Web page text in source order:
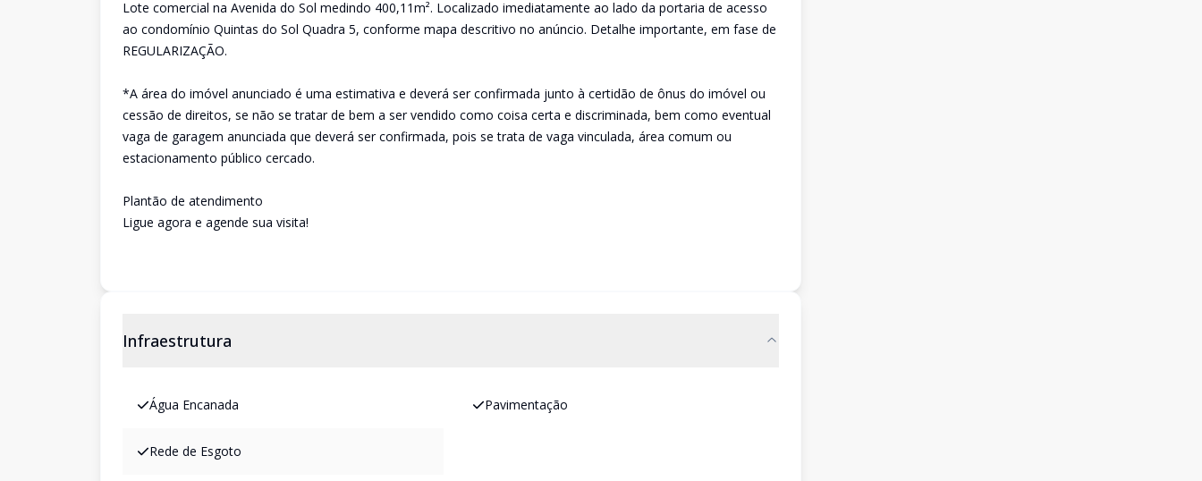
Lote comercial na Avenida do Sol medindo 400,11m². Localizado imediatamente ao lado da portaria de acesso
ao condomínio Quintas do Sol Quadra 5, conforme mapa descritivo no anúncio. Detalhe importante, em fase de
REGULARIZAÇÃO.
*A área do imóvel anunciado é uma estimativa e deverá ser confirmada junto à certidão de ônus do imóvel ou
cessão de direitos, se não se tratar de bem a ser vendido como coisa certa e discriminada, bem como eventual
vaga de garagem anunciada que deverá ser confirmada, pois se trata de vaga vinculada, área comum ou
estacionamento público cercado.
Plantão de atendimento
Ligue agora e agende sua visita!
Infraestrutura
Água Encanada Pavimentação
Rede de Esgoto